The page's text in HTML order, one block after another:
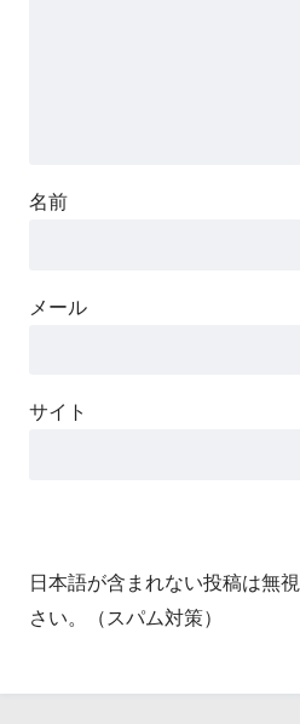
名前
メール
サイト
日本語が含まれない投稿は無
さい。（スパム対策）